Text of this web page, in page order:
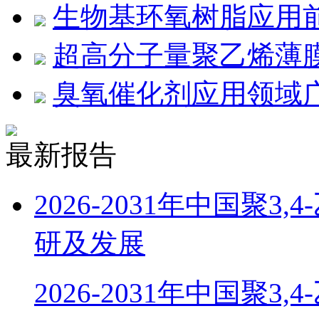
生物基环氧树脂应用
超高分子量聚乙烯薄
臭氧催化剂应用领域
最新报告
2026-2031年中国聚
研及发展
2026-2031年中国聚